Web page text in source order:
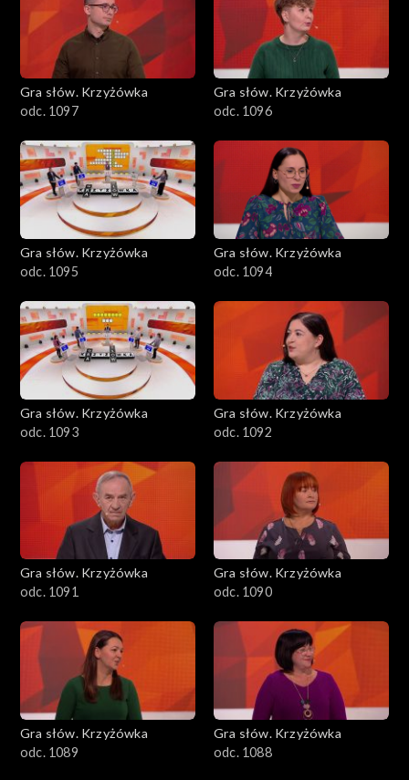
Gra słów. Krzyżówka
odc. 1097
Gra słów. Krzyżówka
odc. 1096
Gra słów. Krzyżówka
odc. 1095
Gra słów. Krzyżówka
odc. 1094
Gra słów. Krzyżówka
odc. 1093
Gra słów. Krzyżówka
odc. 1092
Gra słów. Krzyżówka
odc. 1091
Gra słów. Krzyżówka
odc. 1090
Gra słów. Krzyżówka
odc. 1089
Gra słów. Krzyżówka
odc. 1088